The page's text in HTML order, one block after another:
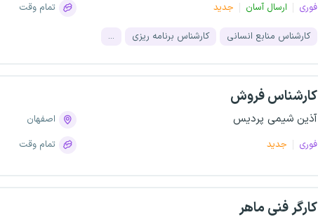
فوری ارسال آسان جدید
تمام وقت
کارشناس منابع انسانی کارشناس برنامه ریزی ...
کارشناس فروش
آذین شیمی پردیس
فوری جدید
اصفهان
تمام وقت
کارگر فنی ماهر